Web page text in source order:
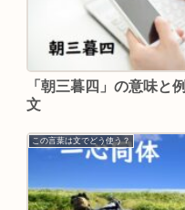
「朝三暮四」の意味と例
文
この言葉は文でどう使う？